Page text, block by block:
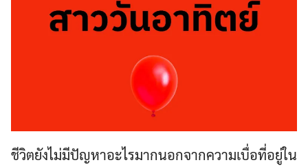
ชีวิตยังไม่มีปัญหาอะไรมากนอกจากความเบื่อที่อยู่ใน